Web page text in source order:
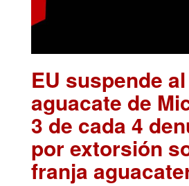
EU suspende al
aguacate de
3 de cada 4
por extorsión
franja